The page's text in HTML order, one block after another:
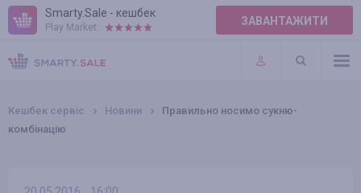
Smarty.Sale - кешбек
Play Market: ЗАВАНТАЖИТИ
ПРАВИЛА
ПЛАГІНИ
Кешбек сервіс Новини
Правильно носимо сукню-
комбінацію